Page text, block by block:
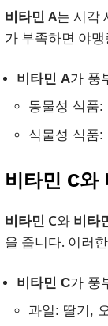
비타민 A는 시각
가 부족하면 야
비타민 A가 풍
동물성 식품:
식물성 식품:
비타민 C와
비타민 C와 비타
을 줍니다. 이러
비타민 C가 풍
과일: 딸기,